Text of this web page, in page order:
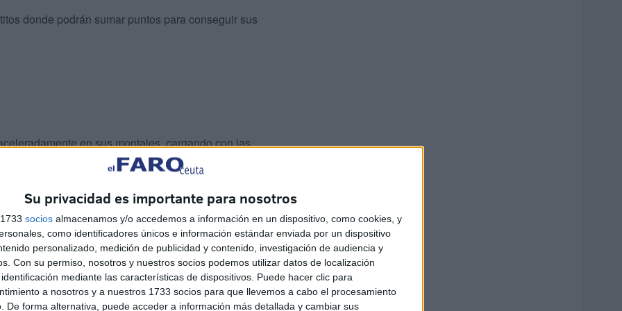
Su privacidad es importante para nosotros
socios almacenamos y/o accedemos a información en un dispositivo, como cookies, y
como identificadores únicos e información estándar enviada por un dispositivo
personalizado, medición de publicidad y contenido, investigación de audiencia y
Con su permiso, nosotros y nuestros socios podemos utilizar datos de localización
mediante las características de dispositivos. Puede hacer clic para
a nosotros y a nuestros 1733 socios para que llevemos a cabo el procesamiento
De forma alternativa, puede acceder a información más detallada y cambiar sus
donde podrán sumar puntos para conseguir sus
en sus montajes, cargando con las
que todo esté en orden para garantizar su
los 3,50 y los 6 euros.